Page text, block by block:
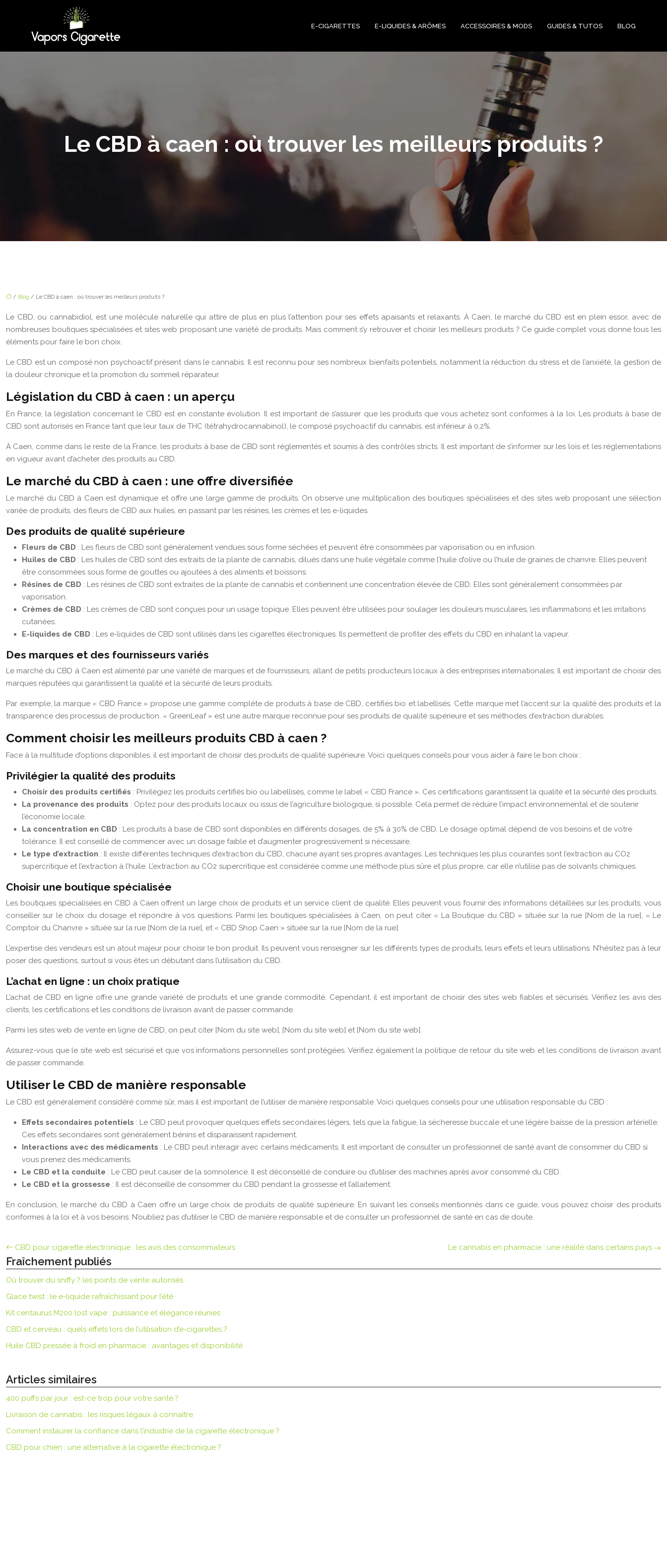
E-CIGARETTES E-LIQUIDES & ARÔMES ACCESSOIRES & MODS GUIDES & TUTOS BLOG
Le CBD à caen : où trouver les meilleurs produits ?
/ Blog / Le CBD à caen : où trouver les meilleurs produits ?
Le CBD, ou cannabidiol, est une molécule naturelle qui attire de plus en plus l’attention pour ses effets apaisants et relaxants. À Caen, le marché du CBD est en plein essor, avec de
nombreuses boutiques spécialisées et sites web proposant une variété de produits. Mais comment s’y retrouver et choisir les meilleurs produits ? Ce guide complet vous donne tous les
éléments pour faire le bon choix.
Le CBD est un composé non psychoactif présent dans le cannabis. Il est reconnu pour ses nombreux bienfaits potentiels, notamment la réduction du stress et de l’anxiété, la gestion de
la douleur chronique et la promotion du sommeil réparateur.
Législation du CBD à caen : un aperçu
En France, la législation concernant le CBD est en constante évolution. Il est important de s’assurer que les produits que vous achetez sont conformes à la loi. Les produits à base de
CBD sont autorisés en France tant que leur taux de THC (tétrahydrocannabinol), le composé psychoactif du cannabis, est inférieur à 0,2%.
À Caen, comme dans le reste de la France, les produits à base de CBD sont réglementés et soumis à des contrôles stricts. Il est important de s’informer sur les lois et les réglementations
en vigueur avant d’acheter des produits au CBD.
Le marché du CBD à caen : une offre diversifiée
Le marché du CBD à Caen est dynamique et offre une large gamme de produits. On observe une multiplication des boutiques spécialisées et des sites web proposant une sélection
variée de produits, des fleurs de CBD aux huiles, en passant par les résines, les crèmes et les e-liquides.
Des produits de qualité supérieure
Fleurs de CBD : Les fleurs de CBD sont généralement vendues sous forme séchées et peuvent être consommées par vaporisation ou en infusion.
Huiles de CBD : Les huiles de CBD sont des extraits de la plante de cannabis, dilués dans une huile végétale comme l’huile d’olive ou l’huile de graines de chanvre. Elles peuvent
être consommées sous forme de gouttes ou ajoutées à des aliments et boissons.
Résines de CBD : Les résines de CBD sont extraites de la plante de cannabis et contiennent une concentration élevée de CBD. Elles sont généralement consommées par
vaporisation.
Crèmes de CBD : Les crèmes de CBD sont conçues pour un usage topique. Elles peuvent être utilisées pour soulager les douleurs musculaires, les inflammations et les irritations
cutanées.
E-liquides de CBD : Les e-liquides de CBD sont utilisés dans les cigarettes électroniques. Ils permettent de profiter des effets du CBD en inhalant la vapeur.
Des marques et des fournisseurs variés
Le marché du CBD à Caen est alimenté par une variété de marques et de fournisseurs, allant de petits producteurs locaux à des entreprises internationales. Il est important de choisir des
marques réputées qui garantissent la qualité et la sécurité de leurs produits.
Par exemple, la marque « CBD France » propose une gamme complète de produits à base de CBD, certifiés bio et labellisés. Cette marque met l’accent sur la qualité des produits et la
transparence des processus de production. « GreenLeaf » est une autre marque reconnue pour ses produits de qualité supérieure et ses méthodes d’extraction durables.
Comment choisir les meilleurs produits CBD à caen ?
Face à la multitude d’options disponibles, il est important de choisir des produits de qualité supérieure. Voici quelques conseils pour vous aider à faire le bon choix :
Privilégier la qualité des produits
Choisir des produits certifiés : Privilégiez les produits certifiés bio ou labellisés, comme le label « CBD France ». Ces certifications garantissent la qualité et la sécurité des produits.
La provenance des produits : Optez pour des produits locaux ou issus de l’agriculture biologique, si possible. Cela permet de réduire l’impact environnemental et de soutenir
l’économie locale.
La concentration en CBD : Les produits à base de CBD sont disponibles en différents dosages, de 5% à 30% de CBD. Le dosage optimal dépend de vos besoins et de votre
tolérance. Il est conseillé de commencer avec un dosage faible et d’augmenter progressivement si nécessaire.
Le type d’extraction : Il existe différentes techniques d’extraction du CBD, chacune ayant ses propres avantages. Les techniques les plus courantes sont l’extraction au CO2
supercritique et l’extraction à l’huile. L’extraction au CO2 supercritique est considérée comme une méthode plus sûre et plus propre, car elle n’utilise pas de solvants chimiques.
Choisir une boutique spécialisée
Les boutiques spécialisées en CBD à Caen offrent un large choix de produits et un service client de qualité. Elles peuvent vous fournir des informations détaillées sur les produits, vous
conseiller sur le choix du dosage et répondre à vos questions. Parmi les boutiques spécialisées à Caen, on peut citer « La Boutique du CBD » située sur la rue [Nom de la rue], « Le
Comptoir du Chanvre » située sur la rue [Nom de la rue], et « CBD Shop Caen » située sur la rue [Nom de la rue].
L’expertise des vendeurs est un atout majeur pour choisir le bon produit. Ils peuvent vous renseigner sur les différents types de produits, leurs effets et leurs utilisations. N’hésitez pas à leur
poser des questions, surtout si vous êtes un débutant dans l’utilisation du CBD.
L’achat en ligne : un choix pratique
L’achat de CBD en ligne offre une grande variété de produits et une grande commodité. Cependant, il est important de choisir des sites web fiables et sécurisés. Vérifiez les avis des
clients, les certifications et les conditions de livraison avant de passer commande.
Parmi les sites web de vente en ligne de CBD, on peut citer [Nom du site web], [Nom du site web] et [Nom du site web].
Assurez-vous que le site web est sécurisé et que vos informations personnelles sont protégées. Vérifiez également la politique de retour du site web et les conditions de livraison avant
de passer commande.
Utiliser le CBD de manière responsable
Le CBD est généralement considéré comme sûr, mais il est important de l’utiliser de manière responsable. Voici quelques conseils pour une utilisation responsable du CBD :
Effets secondaires potentiels : Le CBD peut provoquer quelques effets secondaires légers, tels que la fatigue, la sécheresse buccale et une légère baisse de la pression artérielle.
Ces effets secondaires sont généralement bénins et disparaissent rapidement.
Interactions avec des médicaments : Le CBD peut interagir avec certains médicaments. Il est important de consulter un professionnel de santé avant de consommer du CBD si
vous prenez des médicaments.
Le CBD et la conduite : Le CBD peut causer de la somnolence. Il est déconseillé de conduire ou d’utiliser des machines après avoir consommé du CBD.
Le CBD et la grossesse : Il est déconseillé de consommer du CBD pendant la grossesse et l’allaitement.
En conclusion, le marché du CBD à Caen offre un large choix de produits de qualité supérieure. En suivant les conseils mentionnés dans ce guide, vous pouvez choisir des produits
conformes à la loi et à vos besoins. N’oubliez pas d’utiliser le CBD de manière responsable et de consulter un professionnel de santé en cas de doute.
CBD pour cigarette électronique : les avis des consommateurs Le cannabis en pharmacie : une réalité dans certains pays
Fraîchement publiés
Où trouver du sniffy ? les points de vente autorisés
Glace twist : le e-liquide rafraîchissant pour l’été
Kit centaurus M200 lost vape : puissance et élégance réunies
CBD et cerveau : quels effets lors de l’utilisation d’e-cigarettes ?
Huile CBD pressée à froid en pharmacie : avantages et disponibilité
Articles similaires
400 puffs par jour : est-ce trop pour votre santé ?
Livraison de cannabis : les risques légaux à connaître
Comment instaurer la confiance dans l’industrie de la cigarette électronique ?
CBD pour chien : une alternative à la cigarette électronique ?